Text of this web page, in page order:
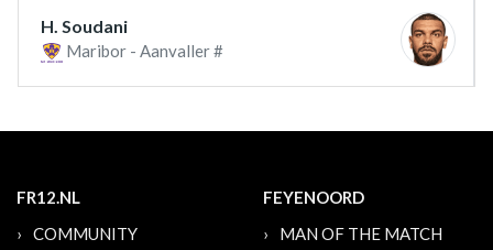
H. Soudani
Maribor - Aanvaller #
FR12.NL
COMMUNITY
FEYENOORD
MAN OF THE MATCH